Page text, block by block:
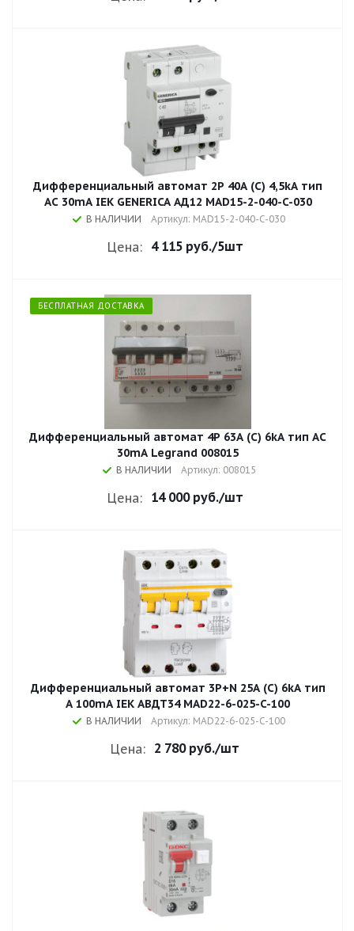
Дифференциальный автомат 2Р 40A (С) 4,5kA тип
AC 30mA IEK GENERICA АД12 MAD15-2-040-C-030
В НАЛИЧИИ Артикул: MAD15-2-040-C-030
Цена: 4 115 руб./5шт
БЕСПЛАТНАЯ ДОСТАВКА
Дифференциальный автомат 4P 63A (C) 6kA тип AС
30mA Legrand 008015
В НАЛИЧИИ Артикул: 008015
Цена: 14 000 руб./шт
Дифференциальный автомат 3P+N 25A (С) 6kA тип
A 100mA IEK АВДТ34 MAD22-6-025-C-100
В НАЛИЧИИ Артикул: MAD22-6-025-C-100
Цена: 2 780 руб./шт